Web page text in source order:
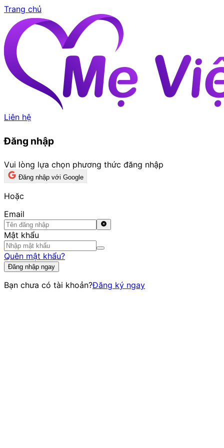
Trang chủ
Liên hệ
Đăng nhập
Vui lòng lựa chọn phương thức đăng nhập
Đăng nhập với Google
Hoặc
Email
Mật khẩu
Quên mật khẩu?
Đăng nhập ngay
Bạn chưa có tài khoản?Đăng ký ngay